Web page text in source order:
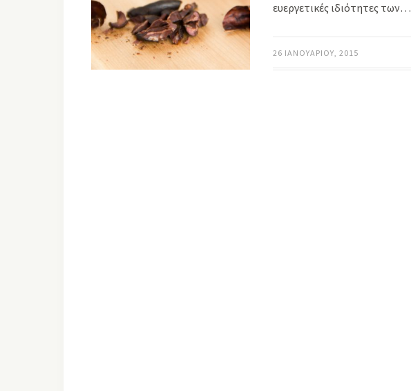
ευεργετικές ιδιότητες των…
26 ΙΑΝΟΥΑΡΊΟΥ, 2015